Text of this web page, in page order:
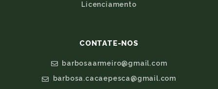
Licenciamento
CONTATE-NOS
barbosaarmeiro@gmail.com
barbosa.cacaepesca@gmail.com